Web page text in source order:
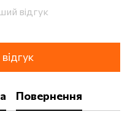
відгук
Повернення